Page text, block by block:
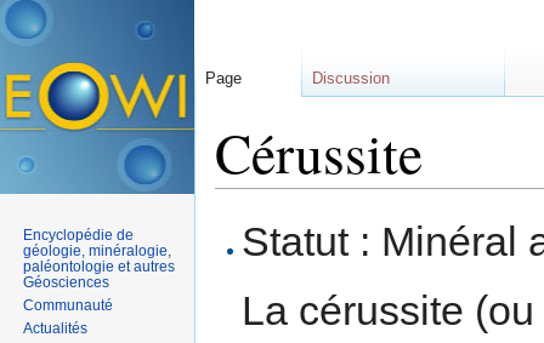
Cérussite
Statut : Minéral
La cérussite
Page Discussion
Encyclopédie de
géologie, minéralogie,
paléontologie et autres
Géosciences
Communauté
Actualités